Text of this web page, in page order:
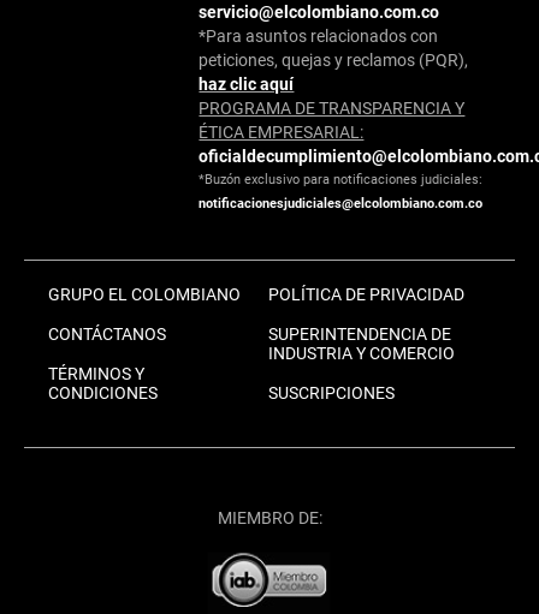
servicio@elcolombiano.com.co
*Para asuntos relacionados con
peticiones, quejas y reclamos (PQR),
haz clic aquí
PROGRAMA DE TRANSPARENCIA Y
ÉTICA EMPRESARIAL:
*Buzón exclusivo para notificaciones judiciales:
notificacionesjudiciales@elcolombiano.com.co
GRUPO EL COLOMBIANO
CONTÁCTANOS
TÉRMINOS Y
CONDICIONES
POLÍTICA DE PRIVACIDAD
SUPERINTENDENCIA DE
INDUSTRIA Y COMERCIO
SUSCRIPCIONES
MIEMBRO DE: